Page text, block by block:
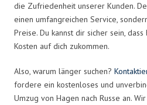
die Zufriedenheit unserer Kunden.
einen umfangreichen Service,
Preise. Du kannst dir sicher sein,
Kosten auf dich zukommen.
Also, warum länger suchen?
fordere ein kostenloses und
Umzug von Hagen nach Russe an.